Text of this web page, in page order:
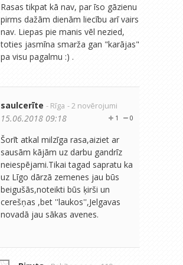
Rasas tikpat kā nav, par īso gāzienu
pirms dažām dienām liecību arī vairs
nav. Liepas pie manis vēl nezied,
toties jasmīna smarža gan "karājas"
pa visu pagalmu :) .
saulcerīte - Rīga - 2 novērojumi
0
1
15.06.2018 09:18
Šorīt atkal milzīga rasa,aiziet ar
sausām kājām uz darbu gandrīz
neiespējami.Tikai tagad sapratu ka
uz Līgo dārzā zemenes jau būs
beigušās,noteikti būs ķirši un
cerešņas ,bet ''laukos'',Jelgavas
novadā jau sākas avenes.